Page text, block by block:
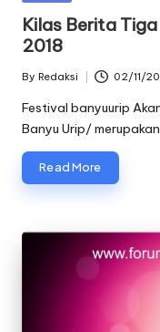
Kilas Berita
2018
Posted
by
By Redaksi 02/11/
Festival banyuurip
Banyu Urip/
Read More